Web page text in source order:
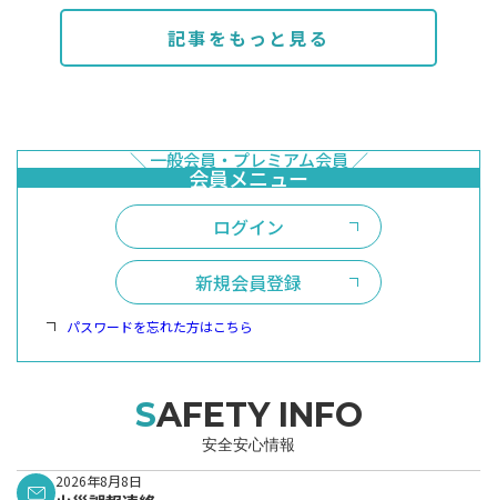
記事をもっと見る
ログイン
新規会員登録
パスワードを忘れた方はこちら
SAFETY INFO
安全安心情報
2026年8月8日